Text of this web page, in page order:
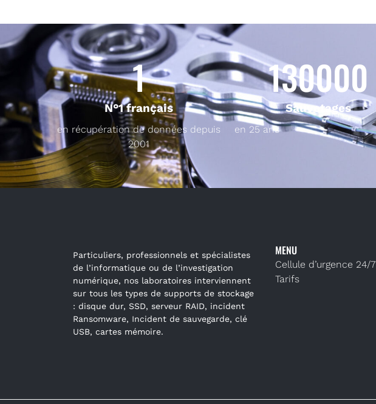
N°1 français
1
en récupération de données depuis
2001
Sauvetages
130000
en 25 ans
Particuliers, professionnels et spécialistes
de l’informatique ou de l’investigation
numérique, nos laboratoires interviennent
sur tous les types de supports de stockage
: disque dur, SSD, serveur RAID, incident
Ransomware, Incident de sauvegarde, clé
USB, cartes mémoire.
MENU
Cellule d’urgence 24/7
Tarifs